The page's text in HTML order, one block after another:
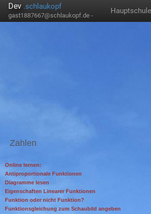
Dev .schlaukopf
gast1887667@schlaukopf.de -
Hauptschule
Zahlen
Online lernen:
Antiproportionale Funktionen
Diagramme lesen
Eigenschaften Linearer Funktionen
Funktion oder nicht Funktion?
Funktionsgleichung zum Schaubild angeben